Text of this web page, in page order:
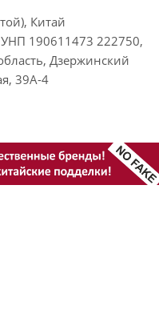
Китай
190611473 222750,
Дзержинский
39А-4